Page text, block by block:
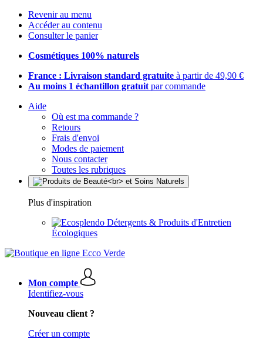
Revenir au menu
Accéder au contenu
Consulter le panier
Cosmétiques 100% naturels
France : Livraison standard gratuite à partir de 49,90 €
Au moins 1 échantillon gratuit par commande
Aide
Où est ma commande ?
Retours
Frais d'envoi
Modes de paiement
Nous contacter
Toutes les rubriques
Plus d'inspiration
Détergents & Produits d'Entretien
Écologiques
Mon compte
Identifiez-vous
Nouveau client ?
Créer un compte